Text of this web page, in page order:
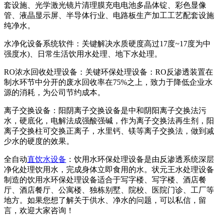
套设施、光学激光镜片清理膜充电电池多晶体锭、彩色显像
管、液晶显示屏、半导体行业、电路板生产加工工艺配套设施
纯净水。
水净化设备系统软件：关键解决水质硬度高过17度~17度为中
强度水)、日常生活饮用水处理、地下水处理。
RO浓水回收处理设备：关键环保处理设备：RO反渗透装置在
制水环节中分开的废水回收率在75%之上，致力于降低企业水
源的消耗，为公司节约成本。
离子交换设备：阳阴离子交换设备是中和阴阳离子交换法污
水，硬底化，电解法成强酸强碱，作为离子交换法再生剂，阳
离子交换柱可交换正离子，水里钙、镁等离子交换法，做到减
少水的硬度的效果。
全自动直饮水设备 ：饮用水环保处理设备是由反渗透系统深层
净化处理饮用水，完成身体立即食用的水。状元王水处理设备
制造的饮用水环保处理设备适合于写字楼、写字楼、酒店餐
厅、酒店餐厅、公寓楼、独栋别墅、院校、医院门诊、工厂等
地方。如果您想了解关于供水、净水的问题，可以私信，留
言，欢迎大家咨询！